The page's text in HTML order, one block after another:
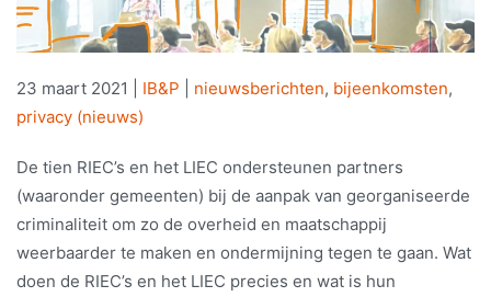
23 maart 2021 IB&P nieuwsberichten, bijeenkomsten,
privacy (nieuws)
De tien RIEC’s en het LIEC ondersteunen partners
(waaronder gemeenten) bij de aanpak van georganiseerde
criminaliteit om zo de overheid en maatschappij
weerbaarder te maken en ondermijning tegen te gaan. Wat
doen de RIEC’s en het LIEC precies en wat is hun